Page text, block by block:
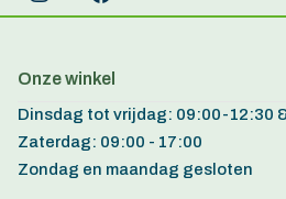
Onze winkel
Dinsdag tot vrijdag: 09:00-12:30
Zaterdag: 09:00 - 17:00
Zondag en maandag gesloten